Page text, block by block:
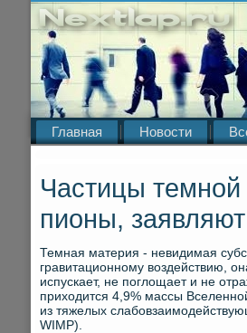
Главная Новости
Частицы
пионы,
Темная материя - невидимая
гравитационному воздействию,
испускает, не поглощает и не
приходится 4,9% массы
из тяжелых
WIMP).